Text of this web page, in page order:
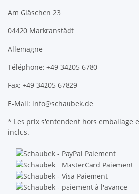
Am Gläschen 23
04420 Markranstädt
Allemagne
Téléphone: +49 34205 6780
Fax: +49 34205 67829
E-Mail: info@schaubek.de
* Les prix s'entendent hors emballage
inclus.